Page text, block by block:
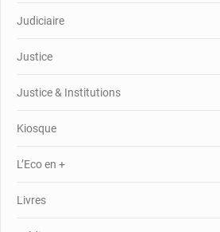
Judiciaire
Justice
Justice & Institutions
Kiosque
L’Eco en +
Livres